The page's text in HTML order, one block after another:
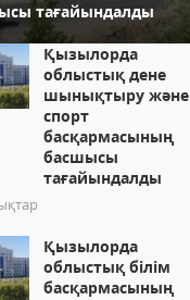
тағайындалды
Қызылорда
облыстық дене
шынықтыру және
спорт
басқармасының
басшысы
тағайындалды
Қызылорда
облыстық білім
басқармасының